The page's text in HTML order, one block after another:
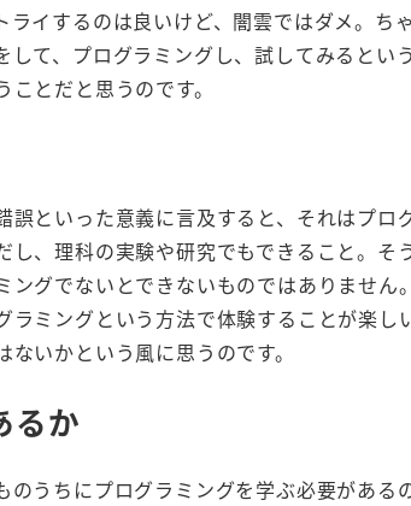
ライするのは良いけど、闇雲ではダメ。ち
して、プログラミングし、試してみると
とだと思うのです。
誤といった意義に言及すると、それはプ
し、理科の実験や研究でもできること。
ングでないとできないものではありません。
ラミングという方法で体験することが楽
いかという風に思うのです。
るか
のうちにプログラミングを学ぶ必要があ